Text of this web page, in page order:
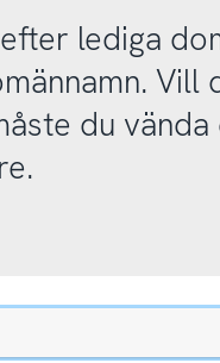
lediga
du